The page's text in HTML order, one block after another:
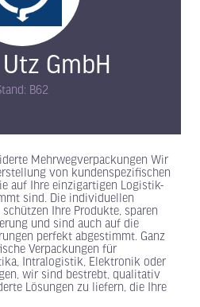
GmbH
B62
Mehrwegverpackungen Wir
von kundenspezifischen
auf Ihre einzigartigen Logistik-
sind. Die individuellen
schützen Ihre Produkte, sparen
und sind auch auf die
perfekt abgestimmt. Ganz
Verpackungen für
Intralogistik, Elektronik oder
wir sind bestrebt, qualitativ
Lösungen zu liefern, die Ihre